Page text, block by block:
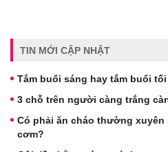
TIN MỚI CẬP NHẬT
Tắm buổi sáng hay tắm buổi
3 chỗ trên người càng trắng
Có phải ăn cháo thường
cơm?